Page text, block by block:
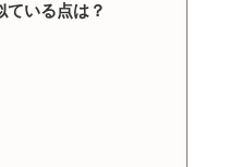
ている点は？